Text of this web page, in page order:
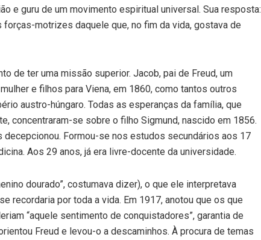
e guru de um movimento espiritual universal. Sua resposta:
motrizes daquele que, no fim da vida, gostava de
de ter uma missão superior. Jacob, pai de Freud, um
e filhos para Viena, em 1860, como tantos outros
austro-húngaro. Todas as esperanças da família, que
concentraram-se sobre o filho Sigmund, nascido em 1856.
decepcionou. Formou-se nos estudos secundários aos 17
Aos 29 anos, já era livre-docente da universidade.
dourado”, costumava dizer), o que ele interpretava
recordaria por toda a vida. Em 1917, anotou que os que
“aquele sentimento de conquistadores”, garantia de
Freud e levou-o a descaminhos. À procura de temas